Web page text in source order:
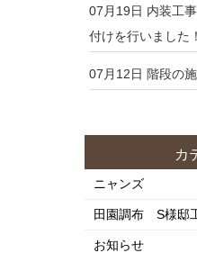
07月19日 内装工
付けを行いました！
07月12日 階段の
カ
ニャンズ
田園調布 S様邸
お知らせ